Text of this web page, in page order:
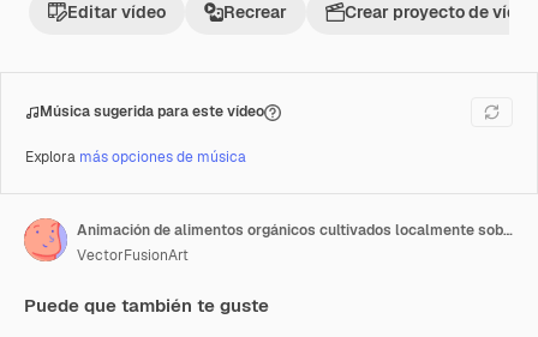
Editar vídeo Recrear Crear proyecto de vídeo
Música sugerida para este vídeo
Explora más opciones de música
Animación de alimentos orgánicos cultivados localmente sobre una comida en un recipiente a rayas
VectorFusionArt
Puede que también te guste